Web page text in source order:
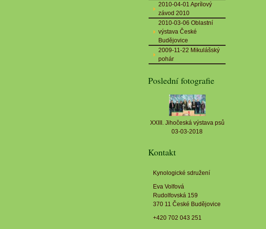
2010-04-01 Aprílový
závod 2010
2010-03-06 Oblastní
výstava České
Budějovice
2009-11-22 Mikulášský
pohár
Poslední fotografie
XXIII. Jihočeská výstava psů
03-03-2018
Kontakt
Kynologické sdružení
Eva Volfová
Rudolfovská 159
370 11 České Budějovice
+420 702 043 251